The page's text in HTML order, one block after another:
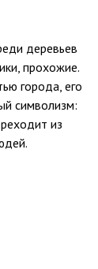
деревьев
прохожие.
города, его
символизм:
из